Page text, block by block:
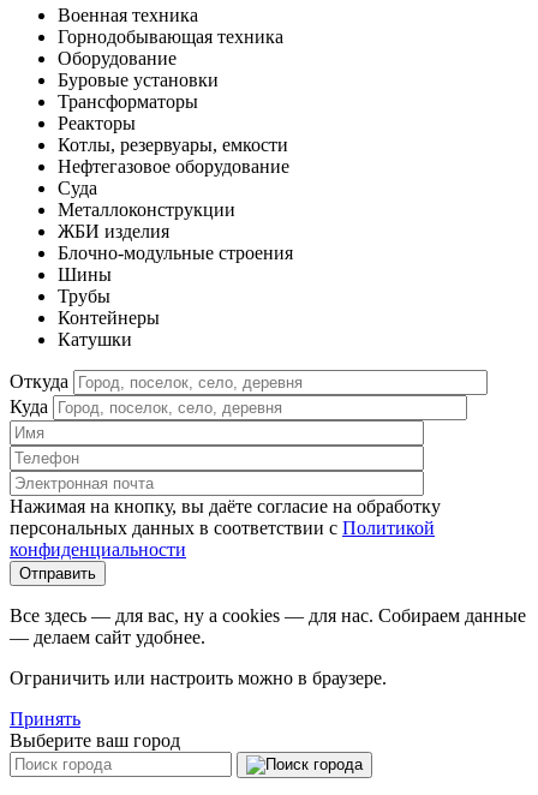
Военная техника
Горнодобывающая техника
Оборудование
Буровые установки
Трансформаторы
Реакторы
Котлы, резервуары, емкости
Нефтегазовое оборудование
Cуда
Металлоконструкции
ЖБИ изделия
Блочно-модульные строения
Шины
Трубы
Контейнеры
Катушки
Откуда
Куда
Нажимая на кнопку, вы даёте согласие на обработку
персональных данных в соответствии c Политикой
конфиденциальности
Все здесь — для вас, ну а cookies — для нас. Собираем данные
— делаем сайт удобнее.
Ограничить или настроить можно в браузере.
Принять
Выберите ваш город